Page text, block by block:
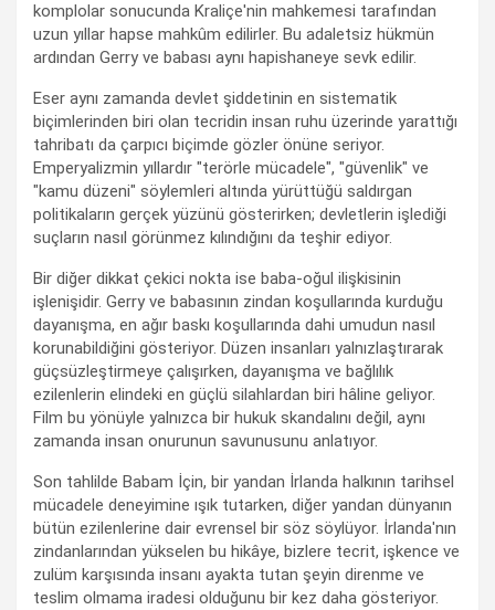
komplolar sonucunda Kraliçe'nin mahkemesi tarafından
uzun yıllar hapse mahkûm edilirler. Bu adaletsiz hükmün
ardından Gerry ve babası aynı hapishaneye sevk edilir.
Eser aynı zamanda devlet şiddetinin en sistematik
biçimlerinden biri olan tecridin insan ruhu üzerinde yarattığı
tahribatı da çarpıcı biçimde gözler önüne seriyor.
Emperyalizmin yıllardır "terörle mücadele", "güvenlik" ve
"kamu düzeni" söylemleri altında yürüttüğü saldırgan
politikaların gerçek yüzünü gösterirken; devletlerin işlediği
suçların nasıl görünmez kılındığını da teşhir ediyor.
Bir diğer dikkat çekici nokta ise baba-oğul ilişkisinin
işlenişidir. Gerry ve babasının zindan koşullarında kurduğu
dayanışma, en ağır baskı koşullarında dahi umudun nasıl
korunabildiğini gösteriyor. Düzen insanları yalnızlaştırarak
güçsüzleştirmeye çalışırken, dayanışma ve bağlılık
ezilenlerin elindeki en güçlü silahlardan biri hâline geliyor.
Film bu yönüyle yalnızca bir hukuk skandalını değil, aynı
zamanda insan onurunun savunusunu anlatıyor.
Son tahlilde Babam İçin, bir yandan İrlanda halkının tarihsel
mücadele deneyimine ışık tutarken, diğer yandan dünyanın
bütün ezilenlerine dair evrensel bir söz söylüyor. İrlanda'nın
zindanlarından yükselen bu hikâye, bizlere tecrit, işkence ve
zulüm karşısında insanı ayakta tutan şeyin direnme ve
teslim olmama iradesi olduğunu bir kez daha gösteriyor.